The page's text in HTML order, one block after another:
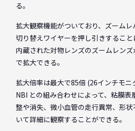
る。
拡大観察機能がついており、ズーム
切り替えワイヤーを押し引きするこ
内蔵された対物レンズのズームレン
で拡大できる。
拡大倍率は最大で85倍 (26インチモニ
NBI との組み合わせによって、粘膜
整や消失、微小血管の走行異常、形
いて詳細に観察することができる。